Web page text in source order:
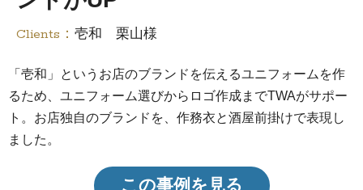
Clients： 壱和 栗山様
「壱和」というお店のブランドを伝えるユニフォームを作
るため、ユニフォーム選びからロゴ作成までTWAがサポー
ト。お店独自のブランドを、作務衣と酒屋前掛けで表現し
ました。
この事例を見る